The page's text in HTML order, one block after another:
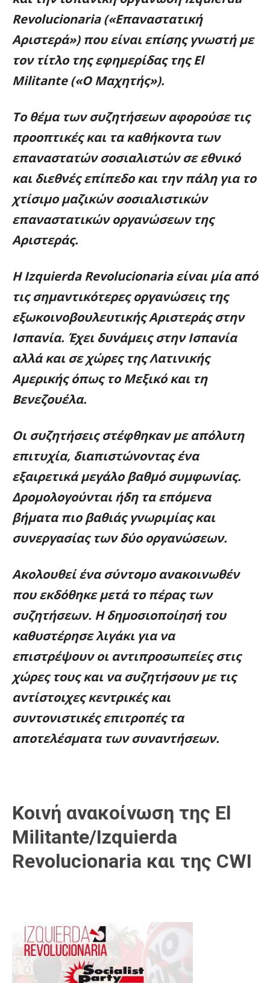
Revolucionaria («Επαναστατική
Αριστερά») που είναι επίσης γνωστή με
τον τίτλο της εφημερίδας τηςEl
Militante(«Ο Μαχητής»).
Το θέμα των συζητήσεων αφορούσε τις
προοπτικές και τα καθήκοντα των
επαναστατών σοσιαλιστών σε εθνικό
και διεθνές επίπεδο και την πάλη για το
χτίσιμο μαζικών σοσιαλιστικών
επαναστατικών οργανώσεων της
Αριστεράς.
Η Izquierda Revolucionaria είναι μία από
τις σημαντικότερες οργανώσεις της
εξωκοινοβουλευτικής Αριστεράς στην
Ισπανία. Έχει δυνάμεις στην Ισπανία
αλλά και σε χώρες της Λατινικής
Αμερικής όπως το Μεξικό και τη
Βενεζουέλα.
Οι συζητήσεις στέφθηκαν με απόλυτη
επιτυχία, διαπιστώνοντας ένα
εξαιρετικά μεγάλο βαθμό συμφωνίας.
Δρομολογούνται ήδη τα επόμενα
βήματα πιο βαθιάς γνωριμίας και
συνεργασίας των δύο οργανώσεων.
Ακολουθεί ένα σύντομο ανακοινωθέν
που εκδόθηκε μετά το πέρας των
συζητήσεων. Η δημοσιοποίησή του
καθυστέρησε λιγάκι για να
επιστρέψουν οι αντιπροσωπείες στις
χώρες τους και να συζητήσουν με τις
αντίστοιχες κεντρικές και
συντονιστικές επιτροπές τα
αποτελέσματα των συναντήσεων.
Κοινή ανακοίνωση της El
Militante/Izquierda
Revolucionaria και της CWI